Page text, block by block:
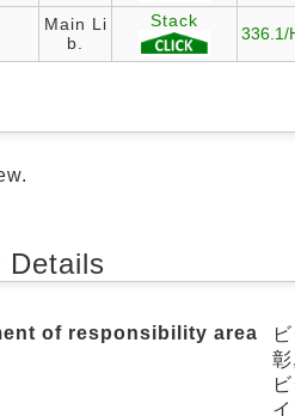
Main Li
b.
Stack
336.1/
Details
of responsibility area
イ